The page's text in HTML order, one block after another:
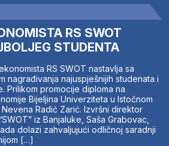
RS SWOT
STUDENTA
RS SWOT nastavlja sa
nagrađivanja najuspješnijih studenata i
Prilikom promocije diploma na
Bijeljina Univerziteta u Istočnom
Radić Zarić. Izvršni direktor
iz Banjaluke, Saša Grabovac,
dolazi zahvaljujući odličnoj saradnji
[…]